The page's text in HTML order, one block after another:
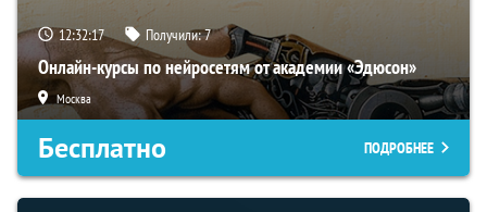
12:32:16 Получили:7
Онлайн-курсы по нейросетям от академии «Эдюсон»
Москва
Бесплатно ПОДРОБНЕЕ